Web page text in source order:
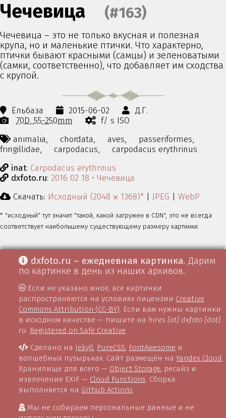
Чечевица (#163)
Чечевица – это не только вкусная и полезная
крупа, но и маленькие птички. Что характерно,
птички бывают красными (самцы) и зеленоватыми
(самки, соответственно), что добавляет им сходства
с крупой.
Ёльбаза 2015-06-02
Д.Г.
70D 55-250mm
f/ s ISO
animalia,
chordata, aves,
passeriformes,
fringillidae,
carpodacus,
carpodacus erythrinus
inat: Carpodacus erythrinus
dxfoto.ru: 2016 02 18 • Чечевица
Скачать: Исходный (2048 ⨉ 1368)* | JPEG | WebP
* "исходный" тут значит "такой, какой загружен в CDN", это не всегда
соответствует наибольшему существующему размеру картинки.
dxfoto.ru – ежедневная картинка. Дарим
по картинке в день из наших архивов.
Если не указано иное, все картинки
распространяются на условиях лицензии Creative
Commons Attribution (CC-BY). Если вам нужны картинки
в исходном качестве — пишите на hires [at] dxfoto [dot]
ru. Registered on Safe Creative
Сделано на Jekyll, PureCSS, FontAwesome и
волшебных пузырьках. Сайт размещён наYandex Cloud .
Хранилище для всего — Object Storage, ресайз и
извлечение EXIF — Cloud Functions. Сборка
выполняется на Github Actions.
Мы не собираем персональные данные и не